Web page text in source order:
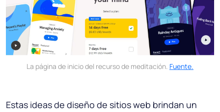
La página de inicio del recurso de meditación. Fuente.
Estas ideas de diseño de sitios web brindan un